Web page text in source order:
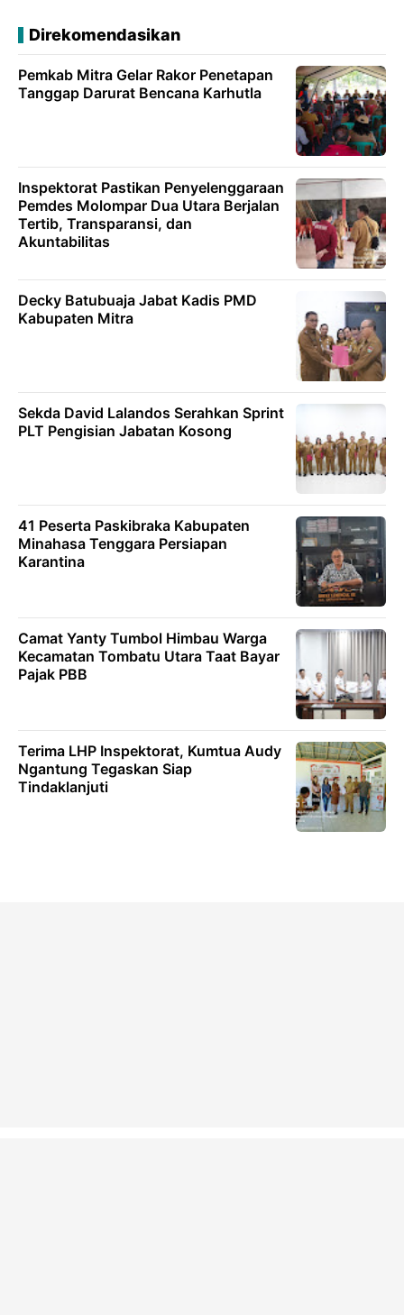
Direkomendasikan
Pemkab Mitra Gelar Rakor Penetapan
Tanggap Darurat Bencana Karhutla
Inspektorat Pastikan Penyelenggaraan
Pemdes Molompar Dua Utara Berjalan
Tertib, Transparansi, dan
Akuntabilitas
Decky Batubuaja Jabat Kadis PMD
Kabupaten Mitra
Sekda David Lalandos Serahkan Sprint
PLT Pengisian Jabatan Kosong
41 Peserta Paskibraka Kabupaten
Minahasa Tenggara Persiapan
Karantina
Camat Yanty Tumbol Himbau Warga
Kecamatan Tombatu Utara Taat Bayar
Pajak PBB
Terima LHP Inspektorat, Kumtua Audy
Ngantung Tegaskan Siap
Tindaklanjuti